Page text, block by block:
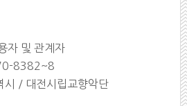
자 및 관계자
8382~8
시 / 대전시립교향악단